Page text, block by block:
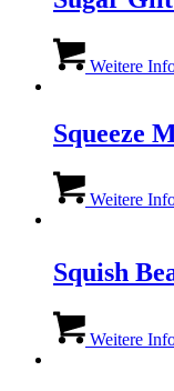
Weitere
Squeeze
Weitere
Squish
Weitere